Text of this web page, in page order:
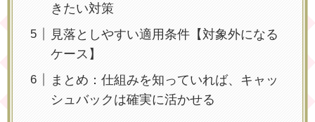
きたい対策
見落としやすい適用条件【対象外になる
ケース】
まとめ：仕組みを知っていれば、キャッ
シュバックは確実に活かせる